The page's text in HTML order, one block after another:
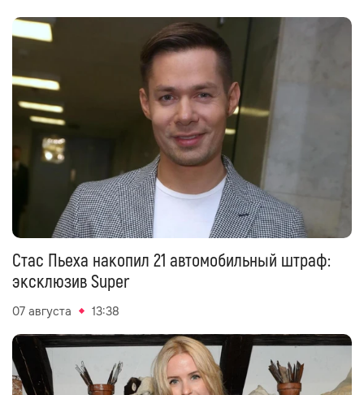
Стас Пьеха накопил 21 автомобильный штраф:
эксклюзив Super
07 августа 13:38